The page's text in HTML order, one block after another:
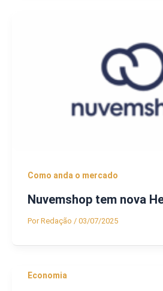
Como anda o mercado
Nuvemshop tem nova
PorRedação / 03/07/2025
Economia